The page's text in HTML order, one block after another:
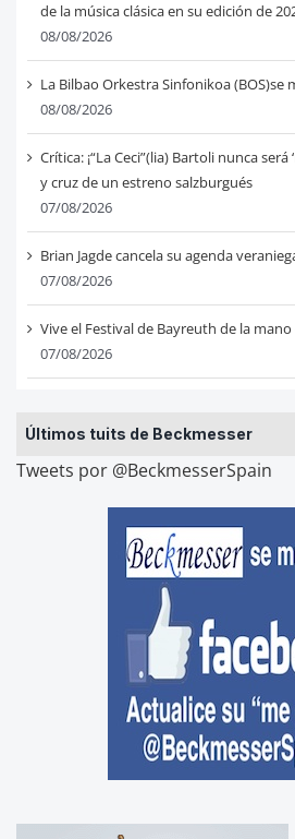
de la música clásica en su edición de
08/08/2026
La Bilbao Orkestra Sinfonikoa (BOS)se
08/08/2026
Crítica: ¡“La Ceci”(lia) Bartoli nunca será
y cruz de un estreno salzburgués
07/08/2026
Brian Jagde cancela su agenda
07/08/2026
Vive el Festival de Bayreuth de la mano
07/08/2026
Últimos tuits de Beckmesser
Tweets por @BeckmesserSpain